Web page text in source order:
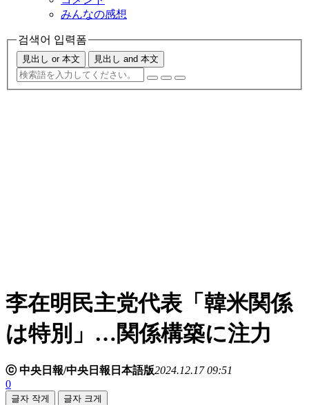
みんなの感想
검색어 입력폼
見出し or 本文 見出し and 本文
李在明民主党代表「韓米関係
は特別」…関係構築に注力
ⓒ 中央日報/中央日報日本語版2024.12.17 09:51
0
글자 작게 글자 크게